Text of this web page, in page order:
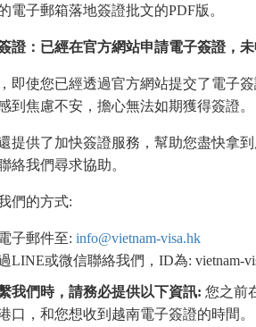
電子郵箱落地簽證批文的PDF版。
證：已經在官方網站申請電子簽證，
即使您已經透過官方網站提交了電子
到焦慮不安，擔心無法如期獲得簽證。
提供了加快簽證服務，幫助您盡快拿
絡我們尋求協助。
們的方式:
子郵件至: info@vietnam-visa.hk
LINE或微信聯絡我們，ID為: vietnam-
我們時，請務必提供以下資訊: 您之前
口，和您想收到越南電子簽證的時間。